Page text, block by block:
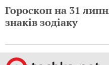
Гороскоп на 31
знаків зодіаку